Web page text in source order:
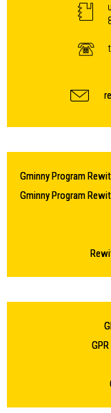
Gminny Program
Gminny Program